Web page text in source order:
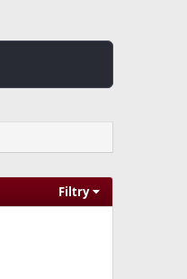
Filtry